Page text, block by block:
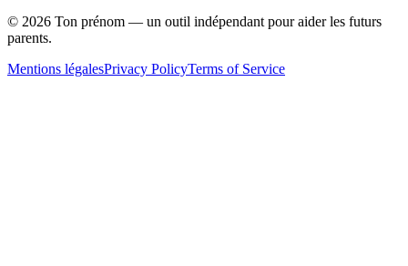
© 2026 Ton prénom — un outil indépendant pour aider les futurs
parents.
Mentions légalesPrivacy PolicyTerms of Service